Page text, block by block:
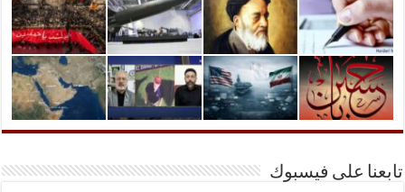
تابعنا على فيسبوك